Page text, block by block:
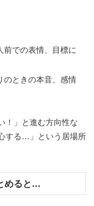
前での表情、目標に
のときの本音、感情
！」と進む方向性な
する…」という居場所
めると…